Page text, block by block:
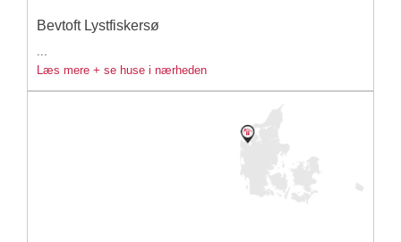
Bevtoft Lystfiskersø
...
Læs mere + se huse i nærheden